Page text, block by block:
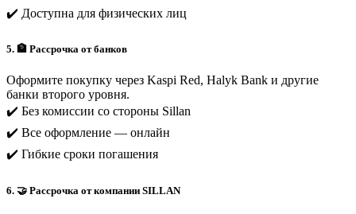
✔️ Доступна для физических лиц
5. 🏦 Рассрочка от банков
Оформите покупку через Kaspi Red, Halyk Bank и другие
банки второго уровня.
✔️ Без комиссии со стороны Sillan
✔️ Все оформление — онлайн
✔️ Гибкие сроки погашения
6. 🤝 Рассрочка от компании SILLAN